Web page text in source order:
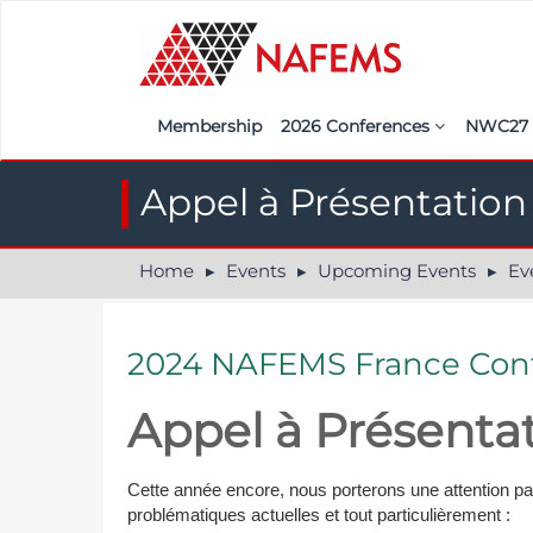
Membership 2026 Conferences
India
UK
Americas
Italy
NWC27
A​ppel à Présentation
Home Events Upcoming Events
2024 NAFEMS France
Appel à
Cette année encore, nous porterons une attention
problématiques actuelles et tout particulièrement :